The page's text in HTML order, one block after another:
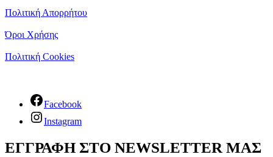
Πολιτική Απορρήτου
Όροι Χρήσης
Πολιτική Cookies
Facebook
Instagram
ΕΓΓΡΑΦΗ ΣΤΟ NEWSLETTER ΜΑΣ